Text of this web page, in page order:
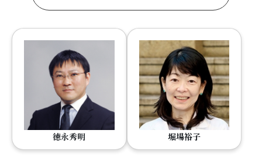
徳永秀明 堀場裕子